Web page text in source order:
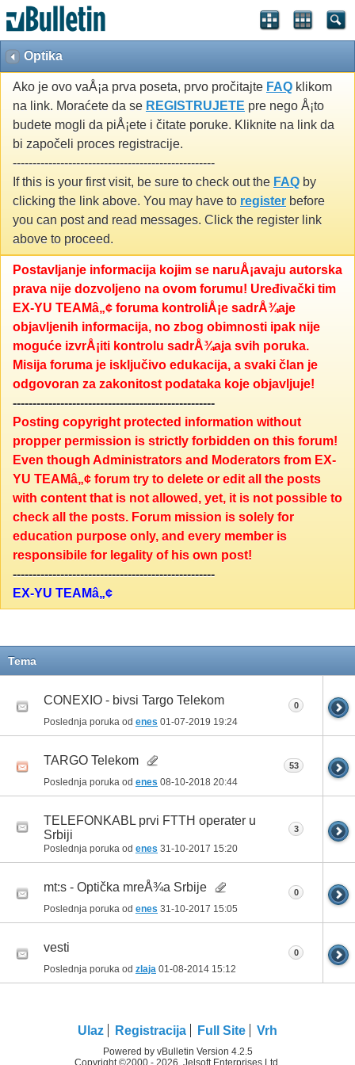
Optika
Ako je ovo vaÅ¡a prva poseta, prvo pročitajte FAQ klikom
na link. Moraćete da se REGISTRUJETE pre nego Å¡to
budete mogli da piÅ¡ete i čitate poruke. Kliknite na link da
bi započeli proces registracije.
---------------------------------------------------
If this is your first visit, be sure to check out the FAQ by
clicking the link above. You may have to register before
you can post and read messages. Click the register link
above to proceed.
Postavljanje informacija kojim se naruÅ¡avaju autorska
prava nije dozvoljeno na ovom forumu! Uređivački tim
EX-YU TEAMâ„¢ foruma kontroliÅ¡e sadrÅ¾aje
objavljenih informacija, no zbog obimnosti ipak nije
moguće izvrÅ¡iti kontrolu sadrÅ¾aja svih poruka.
Misija foruma je isključivo edukacija, a svaki član je
odgovoran za zakonitost podataka koje objavljuje!
---------------------------------------------------
Posting copyright protected information without
propper permission is strictly forbidden on this forum!
Even though Administrators and Moderators from EX-
YU TEAMâ„¢ forum try to delete or edit all the posts
with content that is not allowed, yet, it is not possible to
check all the posts. Forum mission is solely for
education purpose only, and every member is
responsibile for legality of his own post!
---------------------------------------------------
EX-YU TEAMâ„¢
Tema
CONEXIO - bivsi Targo Telekom
Poslednja poruka od enes 01-07-2019 19:24
0
TARGO Telekom
Poslednja poruka od enes 08-10-2018 20:44
53
TELEFONKABL prvi FTTH operater u
Srbiji
Poslednja poruka od enes 31-10-2017 15:20
3
mt:s - Optička mreÅ¾a Srbije
Poslednja poruka od enes 31-10-2017 15:05
0
vesti
Poslednja poruka od zlaja 01-08-2014 15:12
0
Ulaz Registracija Full Site Vrh
Powered by vBulletin Version 4.2.5
Copyright ©2000 - 2026, Jelsoft Enterprises Ltd.